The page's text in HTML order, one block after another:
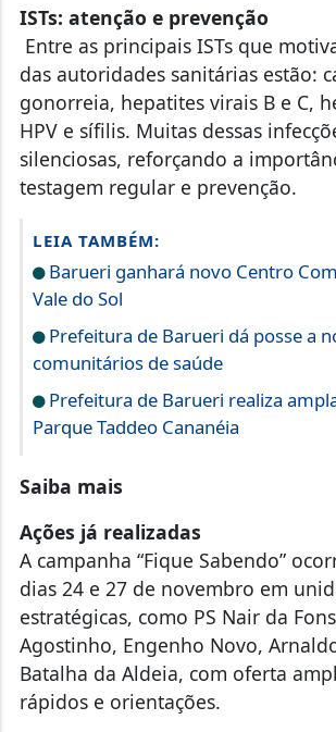
ISTs: atenção e prevenção
Entre as principais ISTs que
das autoridades sanitárias estão:
gonorreia, hepatites virais B e C,
HPV e sífilis. Muitas dessas
silenciosas, reforçando a
testagem regular e prevenção.
LEIA TAMBÉM:
Barueri ganhará novo Centro
Vale do Sol
Prefeitura de Barueri dá posse a
comunitários de saúde
Prefeitura de Barueri realiza
Parque Taddeo Cananéia
Saiba mais
Ações já realizadas
A campanha “Fique Sabendo”
dias 24 e 27 de novembro em
estratégicas, como PS Nair da
Agostinho, Engenho Novo,
Batalha da Aldeia, com oferta
rápidos e orientações.